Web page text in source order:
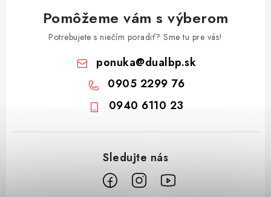
Pomôžeme vám s výberom
Potrebujete s niečím poradiť? Sme tu pre vás!
ponuka@dualbp.sk
0905 2299 76
0940 6110 23